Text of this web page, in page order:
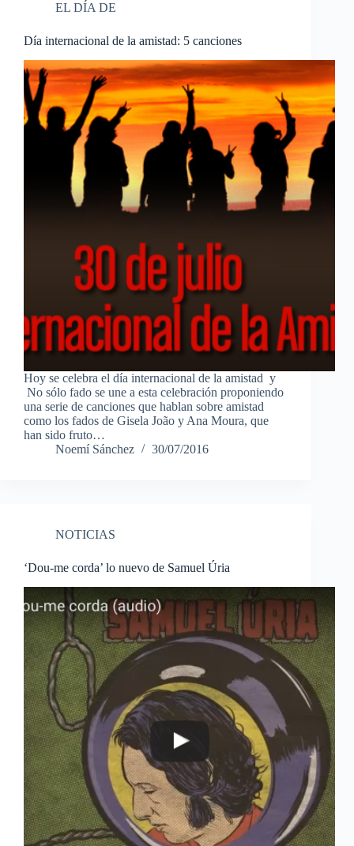
EL DÍA DE
Día internacional de la amistad: 5 canciones
Hoy se celebra el día internacional de la amistad y
No sólo fado se une a esta celebración proponiendo
una serie de canciones que hablan sobre amistad
como los fados de Gisela João y Ana Moura, que
han sido fruto…
Noemí Sánchez
30/07/2016
NOTICIAS
‘Dou-me corda’ lo nuevo de Samuel Úria